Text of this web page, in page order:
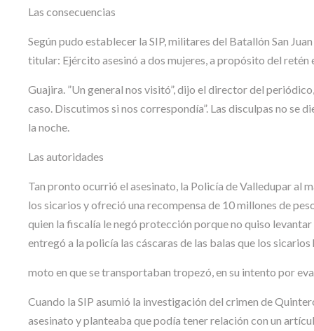
Las consecuencias
Según pudo establecer la SIP, militares del Batallón San
titular: Ejército asesinó a dos mujeres, a propósito del retén
Guajira. ”Un general nos visitó”, dijo el director del
caso. Discutimos si nos correspondía”. Las disculpas no se
la noche.
Las autoridades
Tan pronto ocurrió el asesinato, la Policía de Valledupar al
los sicarios y ofreció una recompensa de 10 millones de
quien la fiscalía le negó protección porque no quiso
entregó a la policía las cáscaras de las balas que los
moto en que se transportaban tropezó, en su intento por
Cuando la SIP asumió la investigación del crimen de
asesinato y planteaba que podía tener relación con un